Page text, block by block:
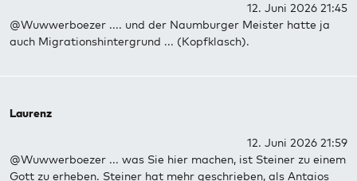
12. Juni 2026 21:45
@Wuwwerboezer .... und der Naumburger Meister hatte ja
auch Migrationshintergrund ... (Kopfklasch).
Laurenz
12. Juni 2026 21:59
@Wuwwerboezer ... was Sie hier machen, ist Steiner zu einem
Gott zu erheben. Steiner hat mehr geschrieben, als Antaios